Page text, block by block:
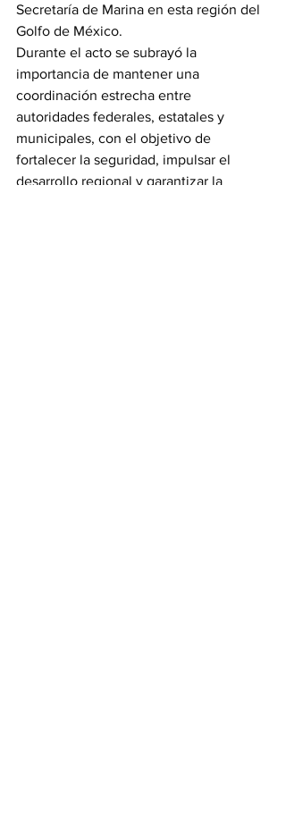
Secretaría de Marina en esta región del
Golfo de México.
Durante el acto se subrayó la
importancia de mantener una
coordinación estrecha entre
autoridades federales, estatales y
municipales, con el objetivo de
fortalecer la seguridad, impulsar el
desarrollo regional y garantizar la